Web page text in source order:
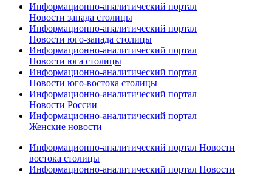
Информационно-аналитический портал
Новости запада столицы
Информационно-аналитический портал
Новости юго-запада столицы
Информационно-аналитический портал
Новости юга столицы
Информационно-аналитический портал
Новости юго-востока столицы
Информационно-аналитический портал
Новости России
Информационно-аналитический портал
Женские новости
Информационно-аналитический портал Новости
востока столицы
Информационно-аналитический портал Новости